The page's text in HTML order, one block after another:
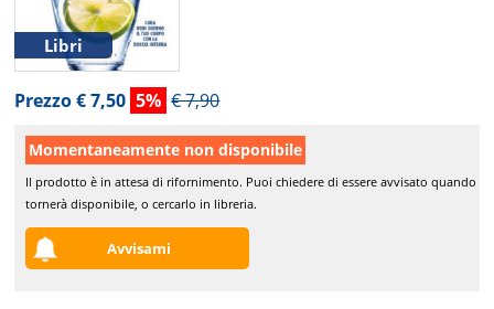
Libri
Prezzo € 7,50 5% € 7,90
Momentaneamente non disponibile
Il prodotto è in attesa di rifornimento. Puoi chiedere di essere avvisato quando
tornerà disponibile, o cercarlo in libreria.
Avvisami